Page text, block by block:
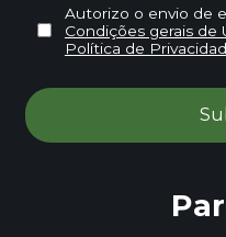
Autorizo o envio de
Condições gerais de
Política de